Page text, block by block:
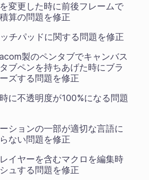
変更した時に前後フレームで
算の問題を修正
チパッドに関する問題を修正
製のペンタブでキャンバス
ブペンを持ちあげた時にブラ
ズする問題を修正
に不透明度が100%になる問題
ションの一部が適切な言語に
ない問題を修正
イヤーを含むマクロを編集時
ュする問題を修正